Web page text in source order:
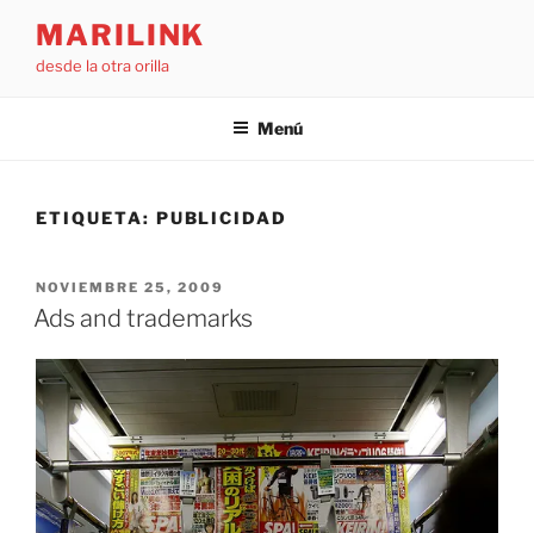
contenido
MARILINK
desde la otra orilla
Menú
ETIQUETA: PUBLICIDAD
PUBLICADO
EL
NOVIEMBRE 25, 2009
Ads and trademarks